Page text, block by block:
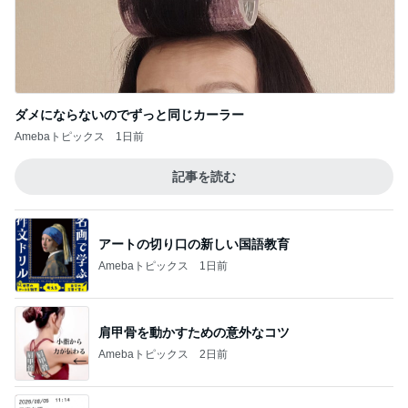
ダメにならないのでずっと同じカーラー
Amebaトピックス 1日前
記事を読む
アートの切り口の新しい国語教育
Amebaトピックス 1日前
肩甲骨を動かすための意外なコツ
Amebaトピックス 2日前